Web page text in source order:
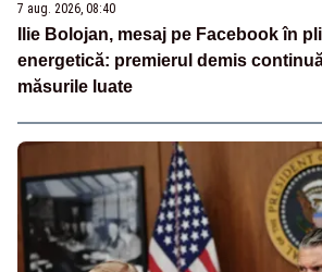
7 aug. 2026, 08:40
Ilie Bolojan, mesaj pe Facebook în
energetică: premierul demis
măsurile luate